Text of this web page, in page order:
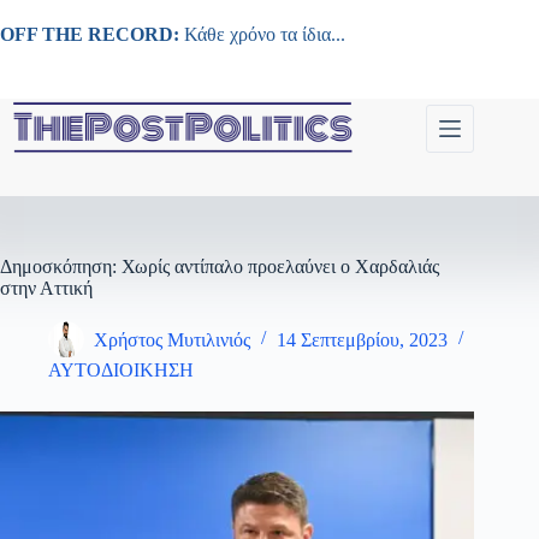
στο
OFF THE RECORD: Κάθε χρόνο τα ίδια...
Δημοσκόπηση: Χωρίς αντίπαλο προελαύνει ο Χαρδαλιάς
στην Αττική
Χρήστος Μυτιλινιός
14 Σεπτεμβρίου, 2023
ΑΥΤΟΔΙΟΙΚΗΣΗ